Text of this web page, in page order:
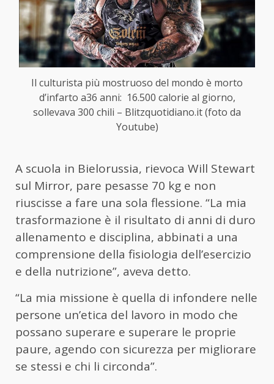
Il culturista più mostruoso del mondo è morto
d’infarto a36 anni: 16.500 calorie al giorno,
sollevava 300 chili – Blitzquotidiano.it (foto da
Youtube)
A scuola in Bielorussia, rievoca Will Stewart
sul Mirror, pare pesasse 70 kg e non
riuscisse a fare una sola flessione. “La mia
trasformazione è il risultato di anni di duro
allenamento e disciplina, abbinati a una
comprensione della fisiologia dell’esercizio
e della nutrizione”, aveva detto.
“La mia missione è quella di infondere nelle
persone un’etica del lavoro in modo che
possano superare e superare le proprie
paure, agendo con sicurezza per migliorare
se stessi e chi li circonda”.